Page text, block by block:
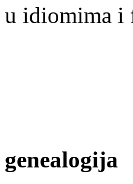
u idiomima i
genealogija